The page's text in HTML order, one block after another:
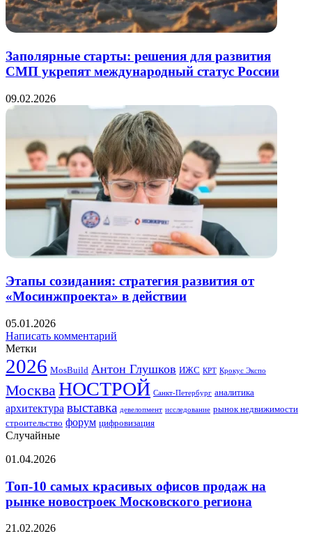
Заполярные старты: решения для развития
СМП укрепят международный статус России
09.02.2026
Этапы созидания: стратегия развития от
«Мосинжпроекта» в действии
05.01.2026
Написать комментарий
Метки
2026 MosBuild Антон Глушков ИЖС КРТ Крокус Экспо
МоскваНОСТРОЙ Санкт-Петербург аналитика
архитектура выставка девелопмент исследование рынок недвижимости
строительство форум цифровизация
Случайные
Топ-10
красивых
офисов
продаж
рынке
01.04.2026
Топ-10 самых красивых офисов продаж на
рынке новостроек Московского региона
Ориентация
21.02.2026